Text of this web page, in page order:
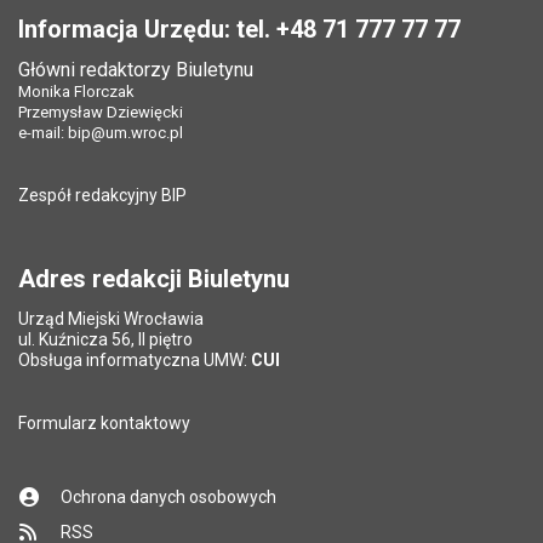
Data opublikowania:
14.11.2025 06:58
Liczba pobrań:
Ostatnio zaktualizował:
Data ostatniej aktualizacji:
Twój adres e-mail Pole wymagane
Tytuł e-mailaPole wymagane
*
Adres e-mail znajomego
Pytanie antyspamowe
*
Pole wymagane
Informacja Urzędu: tel. +48 71 777 77 77
Główni redaktorzy Biuletynu
Monika Florczak
Przemysław Dziewięcki
e-mail: bip@um.wroc.pl
Zespół redakcyjny BIP
Adres redakcji Biuletynu
Urząd Miejski Wrocławia
ul. Kuźnicza 56, II piętro
Obsługa informatyczna UMW: CUI
Formularz kontaktowy
Ochrona danych osobowych
RSS